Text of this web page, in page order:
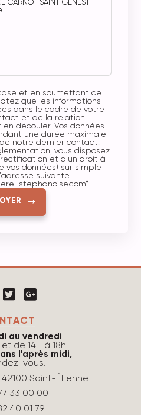
et en soumettant ce
que les informations
dans le cadre de votre
et de la relation
découler. Vos données
une durée maximale
notre dernier contact.
vous disposez
et d'un droit à
vos données) sur simple
suivante
stephanoise.com*
au vendredi
de 14H à 18h.
l'après midi,
vous.
42100 Saint-Étienne
33 00 00
40 01 79